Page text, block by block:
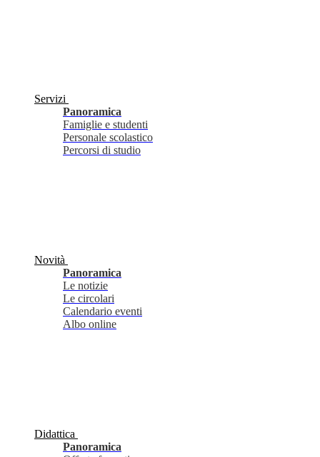
Servizi
Panoramica
Famiglie e studenti
Personale scolastico
Percorsi di studio
Novità
Panoramica
Le notizie
Le circolari
Calendario eventi
Albo online
Didattica
Panoramica